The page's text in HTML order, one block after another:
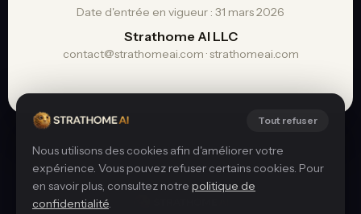
Date d'entrée en vigueur : 31 mars 2026
Strathome AI LLC
contact@strathomeai.com · strathomeai.com
Tout refuser
Nous utilisons des cookies afin d'améliorer votre
expérience. Vous pouvez refuser certains cookies. Pour
en savoir plus, consultez notre politique de
confidentialité.